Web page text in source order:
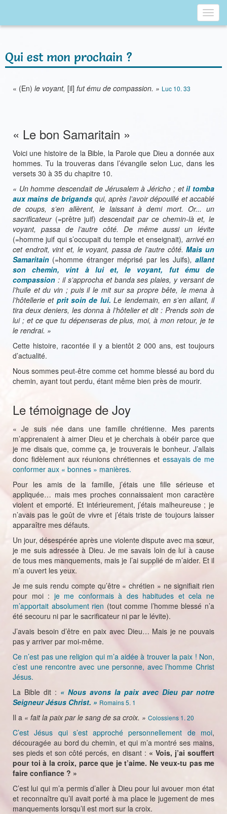
Qui est mon prochain ?
« (En) le voyant, [il] fut ému de compassion. » Luc 10. 33
« Le bon Samaritain »
Voici une histoire de la Bible, la Parole que Dieu a donnée aux
hommes. Tu la trouveras dans l’évangile selon Luc, dans les
versets 30 à 35 du chapitre 10.
« Un homme descendait de Jérusalem à Jéricho ; etil tomba
aux mains de brigands qui, après l’avoir dépouillé et accablé
de coups, s’en allèrent, le laissant à demi mort. Or... un
sacrificateur(=prêtre juif) descendait par ce chemin-là et, le
voyant, passa de l’autre côté. De même aussi un lévite
(=homme juif qui s’occupait du temple et enseignait), arrivé en
cet endroit, vint et, le voyant, passa de l’autre côté.Mais un
Samaritain (=homme étranger méprisé par les Juifs),allant
son chemin, vint à lui et, le voyant, fut ému de
compassion : il s’approcha et banda ses plaies, y versant de
l’huile et du vin ; puis il le mit sur sa propre bête, le mena à
l’hôtellerie et prit soin de lui. Le lendemain, en s’en allant, il
tira deux deniers, les donna à l’hôtelier et dit : Prends soin de
lui ; et ce que tu dépenseras de plus, moi, à mon retour, je te
le rendrai. »
Cette histoire, racontée il y a bientôt 2 000 ans, est toujours
d’actualité.
Nous sommes peut-être comme cet homme blessé au bord du
chemin, ayant tout perdu, étant même bien près de mourir.
Le témoignage de Joy
« Je suis née dans une famille chrétienne. Mes parents
m’apprenaient à aimer Dieu et je cherchais à obéir parce que
je me disais que, comme ça, je trouverais le bonheur. J’allais
donc fidèlement aux réunions chrétiennes et essayais de me
conformer aux « bonnes » manières.
Pour les amis de la famille, j’étais une fille sérieuse et
appliquée… mais mes proches connaissaient mon caractère
violent et emporté. Et intérieurement, j’étais malheureuse ; je
n’avais pas le goût de vivre et j’étais triste de toujours laisser
apparaître mes défauts.
Un jour, désespérée après une violente dispute avec ma sœur,
je me suis adressée à Dieu. Je me savais loin de lui à cause
de tous mes manquements, mais je l’ai supplié de m’aider. Et il
m’a ouvert les yeux.
Je me suis rendu compte qu’être « chrétien » ne signifiait rien
pour moi : je me conformais à des habitudes et cela ne
m’apportait absolument rien (tout comme l’homme blessé n’a
été secouru ni par le sacrificateur ni par le lévite).
J’avais besoin d’être en paix avec Dieu… Mais je ne pouvais
pas y arriver par moi-même.
Ce n’est pas une religion qui m’a aidée à trouver la paix ! Non,
c’est une rencontre avec une personne, avec l’homme Christ
Jésus.
La Bible dit : « Nous avons la paix avec Dieu par notre
Seigneur Jésus Christ. » Romains 5. 1
Il a « fait la paix par le sang de sa croix. » Colossiens 1. 20
C’est Jésus qui s’est approché personnellement de moi,
découragée au bord du chemin, et qui m’a montré ses mains,
ses pieds et son côté percés, en disant : « Vois, j’ai souffert
pour toi à la croix, parce que je t’aime. Ne veux-tu pas me
faire confiance ? »
C’est lui qui m’a permis d’aller à Dieu pour lui avouer mon état
et reconnaître qu’il avait porté à ma place le jugement de mes
manquements lorsqu’il est mort sur la croix.